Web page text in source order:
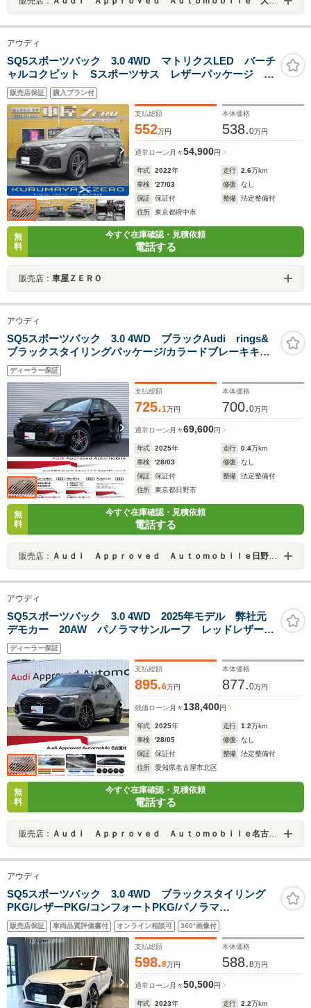
アウディ
SQ5スポーツバック 3.0 4WD マトリクスLED バーチ
ャルコクピット Sスポーツサス レザーパッケージ 全
方位カメラ
販売店保証 購入プラン付
支払総額
552万円
本体価格
538.0万円
通常ローン 月々54,900円
年式 2022年 走行 2.6万km
車検
'27/03 修復
なし
保証
保証付 整備
法定整備付
住所
東京都府中市
無
料
今すぐ在庫確認・見積依頼
電話する
販売店： 車屋ＺＥＲＯ
アウディ
SQ5スポーツバック 3.0 4WD ブラックAudi rings&
ブラックスタイリングパッケージ/カラードブレーキキャ
リパーレッド/360°カメラ/マトリクスLEDヘッドライト/ハ
ーフレザーシート/アダプティブクルーズコントロール
ディーラー保証
支払総額
725.1万円
本体価格
700.0万円
通常ローン 月々69,600円
年式 2025年 走行 0.4万km
車検
'28/03 修復
なし
保証
保証付 整備
法定整備付
住所
東京都日野市
無
料
今すぐ在庫確認・見積依頼
電話する
販売店： Ａｕｄｉ Ａｐｐｒｏｖｅｄ Ａｕｔｏｍｏｂｉｌｅ日野バイパス（株）ビジョナリング ビジョナグループ
アウディ
SQ5スポーツバック 3.0 4WD 2025年モデル 弊社元
デモカー 20AW パノラマサンルーフ レッドレザーシ
ート ブラックスタイリング エアサス レッドブレー
キキャリパー バング&オルフセン マトリクスLEDヘッ
ドライト シートヒーター
ディーラー保証
支払総額
895.6万円
本体価格
877.0万円
残価ローン 月々 138,400円
年式 2025年 走行 1.2万km
車検
'28/05 修復
なし
保証
保証付 整備
法定整備付
住所
愛知県名古屋市北区
無
料
今すぐ在庫確認・見積依頼
電話する
販売店： Ａｕｄｉ Ａｐｐｒｏｖｅｄ Ａｕｔｏｍｏｂｉｌｅ名古屋北
アウディ
SQ5スポーツバック 3.0 4WD ブラックスタイリング
PKG/レザーPKG/コンフォートPKG/パノラマ
SR/Bang&Olufsen19スピーカー/21インチタービンデザ
インAW/アダプティブSエアサス/TVチューナー/前後シー
トヒーター/ステアヒーター/マトリクスLED
販売店保証 車両品質評価書付 オンライン相談可 360°画像付
支払総額
598.8万円
本体価格
588.8万円
通常ローン 月々50,500円
年式 2023年 走行 2.2万km